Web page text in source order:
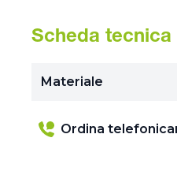
Scheda tecnica
Materiale
Ordina